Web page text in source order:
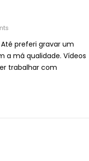
preferi gravar um
a má qualidade. Vídeos
trabalhar com